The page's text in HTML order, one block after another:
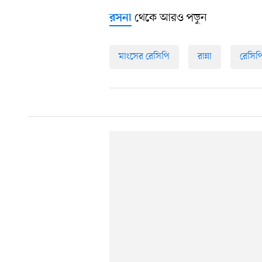
রসনা থেকে আরও পড়ুন
মাংসের রেসিপি রান্না